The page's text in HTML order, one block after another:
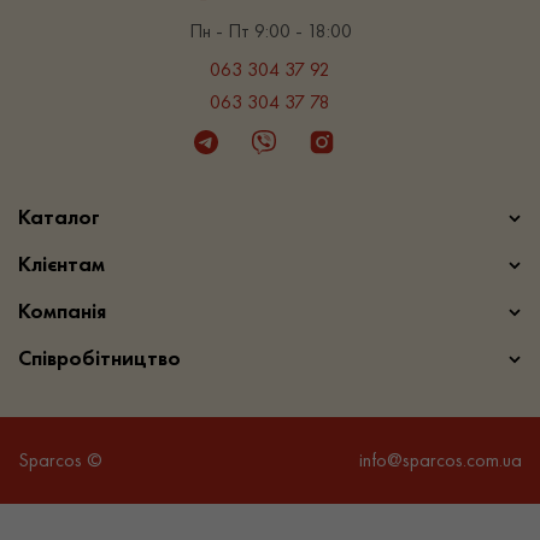
Пн - Пт 9:00 - 18:00
063 304 37 92
063 304 37 78
TelegramViber Instagram
Каталог
Клієнтам
Компанія
Співробітництво
Sparcos © info@sparcos.com.ua